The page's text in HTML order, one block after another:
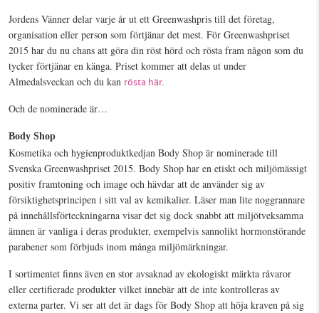
LinkedIn
Jordens Vänner delar varje år ut ett Greenwashpris till det företag,
organisation eller person som förtjänar det mest. För Greenwashpriset
2015 har du nu chans att göra din röst hörd och rösta fram någon som du
tycker förtjänar en känga. Priset kommer att delas ut under
Almedalsveckan och du kan rösta här.
Och de nominerade är…
Body Shop
Kosmetika och hygienproduktkedjan Body Shop är nominerade till
Svenska Greenwashpriset 2015. Body Shop har en etiskt och miljömässigt
positiv framtoning och image och hävdar att de använder sig av
försiktighetsprincipen i sitt val av kemikalier. Läser man lite noggrannare
på innehållsförteckningarna visar det sig dock snabbt att miljötveksamma
ämnen är vanliga i deras produkter, exempelvis sannolikt hormonstörande
parabener som förbjuds inom många miljömärkningar.
I sortimentet finns även en stor avsaknad av ekologiskt märkta råvaror
eller certifierade produkter vilket innebär att de inte kontrolleras av
externa parter. Vi ser att det är dags för Body Shop att höja kraven på sig